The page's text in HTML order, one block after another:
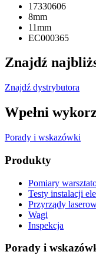
17330606
8mm
11mm
EC000365
Znajdź
Znajdź dystrybutora
Wpełni
Porady i wskazówki
Produkty
Pomiary
Testy instalacji
Przyrządy
Wagi
Inspekcja
Porady i